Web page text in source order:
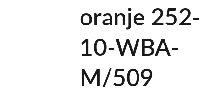
oranje 252-
10-WBA-
M/509